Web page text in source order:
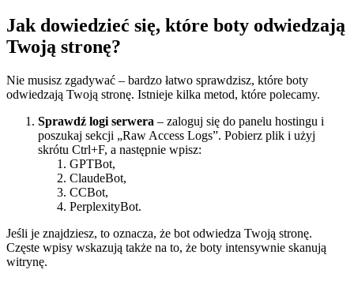
Jak dowiedzieć się, które boty odwiedzają
Twoją stronę?
Nie musisz zgadywać – bardzo łatwo sprawdzisz, które boty
odwiedzają Twoją stronę. Istnieje kilka metod, które polecamy.
Sprawdź logi serwera – zaloguj się do panelu hostingu i
poszukaj sekcji „Raw Access Logs”. Pobierz plik i użyj
skrótu Ctrl+F, a następnie wpisz:
GPTBot,
ClaudeBot,
CCBot,
PerplexityBot.
Jeśli je znajdziesz, to oznacza, że bot odwiedza Twoją stronę.
Częste wpisy wskazują także na to, że boty intensywnie skanują
witrynę.